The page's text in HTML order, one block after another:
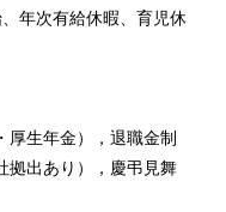
年次有給休暇、育児休
厚生年金），退職金制
拠出あり），慶弔見舞